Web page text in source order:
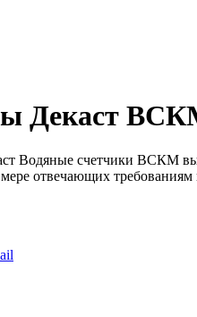
Декаст
Водяные счетчики ВСКМ
отвечающих